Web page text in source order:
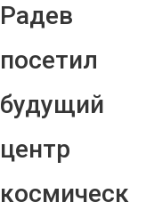
Радев
посетил
будущий
центр
космическ